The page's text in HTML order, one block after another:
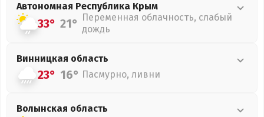
Автономная Республика Крым
33° 21° Переменная облачность, слабый
дождь
Винницкая область
23° 16° Пасмурно, ливни
Волынская область